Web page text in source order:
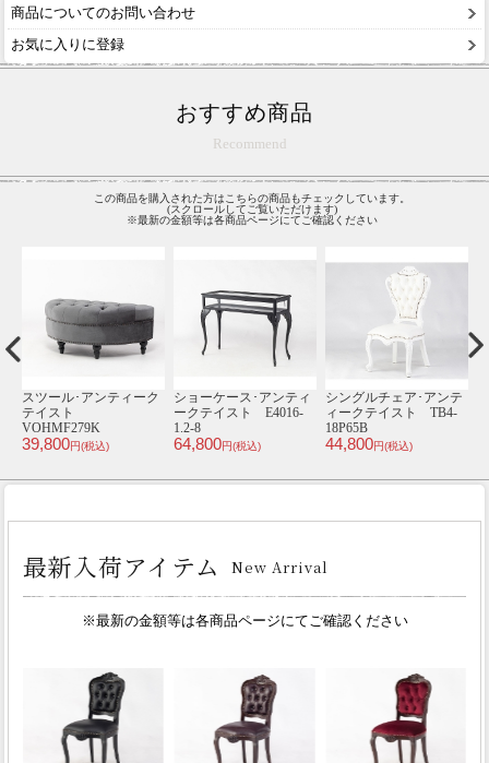
商品についてのお問い合わせ
お気に入りに登録
おすすめ商品
Recommend
この商品を購入された方はこちらの商品もチェックしています。
(スクロールしてご覧いただけます)
※最新の金額等は各商品ページにてご確認ください
スツール･アンティーク
テイスト
VOHMF279K
39,800円(税込)
ショーケース･アンティ
ークテイスト E4016-
1.2-8
64,800円(税込)
シングルチェア･アンテ
ィークテイスト TB4-
18P65B
44,800円(税込)